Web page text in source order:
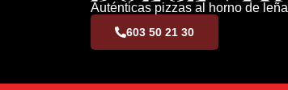
Auténticas pizzas al horno de leña
603 50 21 30